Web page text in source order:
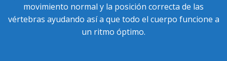
movimiento normal y la posición correcta de las
vértebras ayudando así a que todo el cuerpo funcione a
un ritmo óptimo.